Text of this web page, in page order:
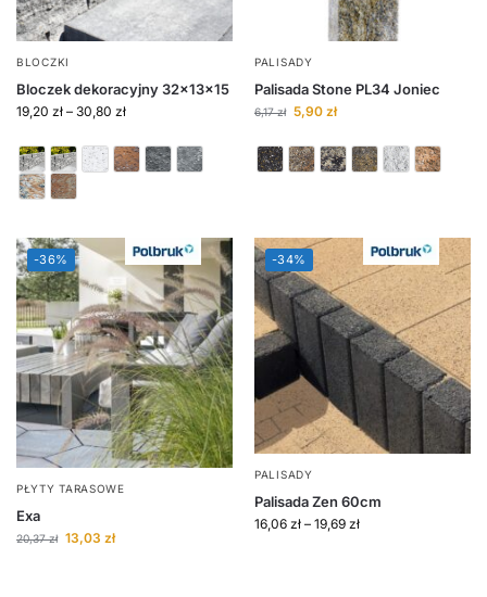
BLOCZKI
Bloczek dekoracyjny 32x13x15
19,20 zł – 30,80 zł
PALISADY
Palisada Stone PL34 Joniec
6,17zł 5,90 zł
-36%
PŁYTY TARASOWE
Exa
20,37zł 13,03 zł
-34%
PALISADY
Palisada Zen 60cm
16,06 zł – 19,69 zł